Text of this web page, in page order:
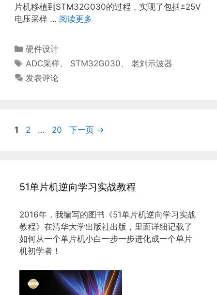
片机移植到STM32G030的过程，实现了包括±25V
电压采样 … 阅读更多
分
类
硬件设计
标
签
ADC采样、 STM32G030、老刘示波器
发表评论
页
1
页
2 …
页
20 下一页 →
51单片机逆向学习实战教程
2016年，我编写的图书《51单片机逆向学习实战
教程》在清华大学出版社出版，里面详细记载了
如何从一个单片机小白一步一步进化成一个单片
机初学者！